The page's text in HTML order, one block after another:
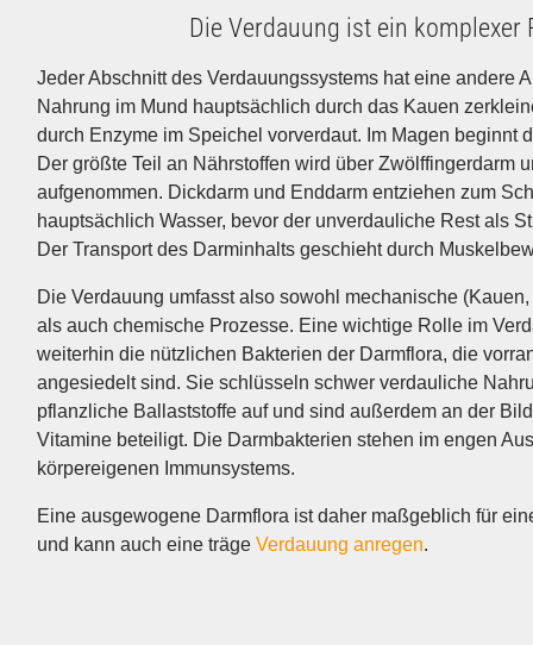
Die Verdauung ist ein
Jeder Abschnitt des Verdauungssystems hat eine andere
Nahrung im Mund hauptsächlich durch das Kauen
durch Enzyme im Speichel vorverdaut. Im Magen beginnt
Der größte Teil an Nährstoffen wird über Zwölffingerdarm
aufgenommen. Dickdarm und Enddarm entziehen zum
hauptsächlich Wasser, bevor der unverdauliche Rest als
Der Transport des Darminhalts geschieht durch
Die Verdauung umfasst also sowohl mechanische
als auch chemische Prozesse. Eine wichtige Rolle im
weiterhin die nützlichen Bakterien der Darmflora, die
angesiedelt sind. Sie schlüsseln schwer verdauliche
pflanzliche Ballaststoffe auf und sind außerdem an der
Vitamine beteiligt. Die Darmbakterien stehen im engen
körpereigenen Immunsystems.
Eine ausgewogene Darmflora ist daher maßgeblich für
und kann auch eine trägeVerdauung anregen.